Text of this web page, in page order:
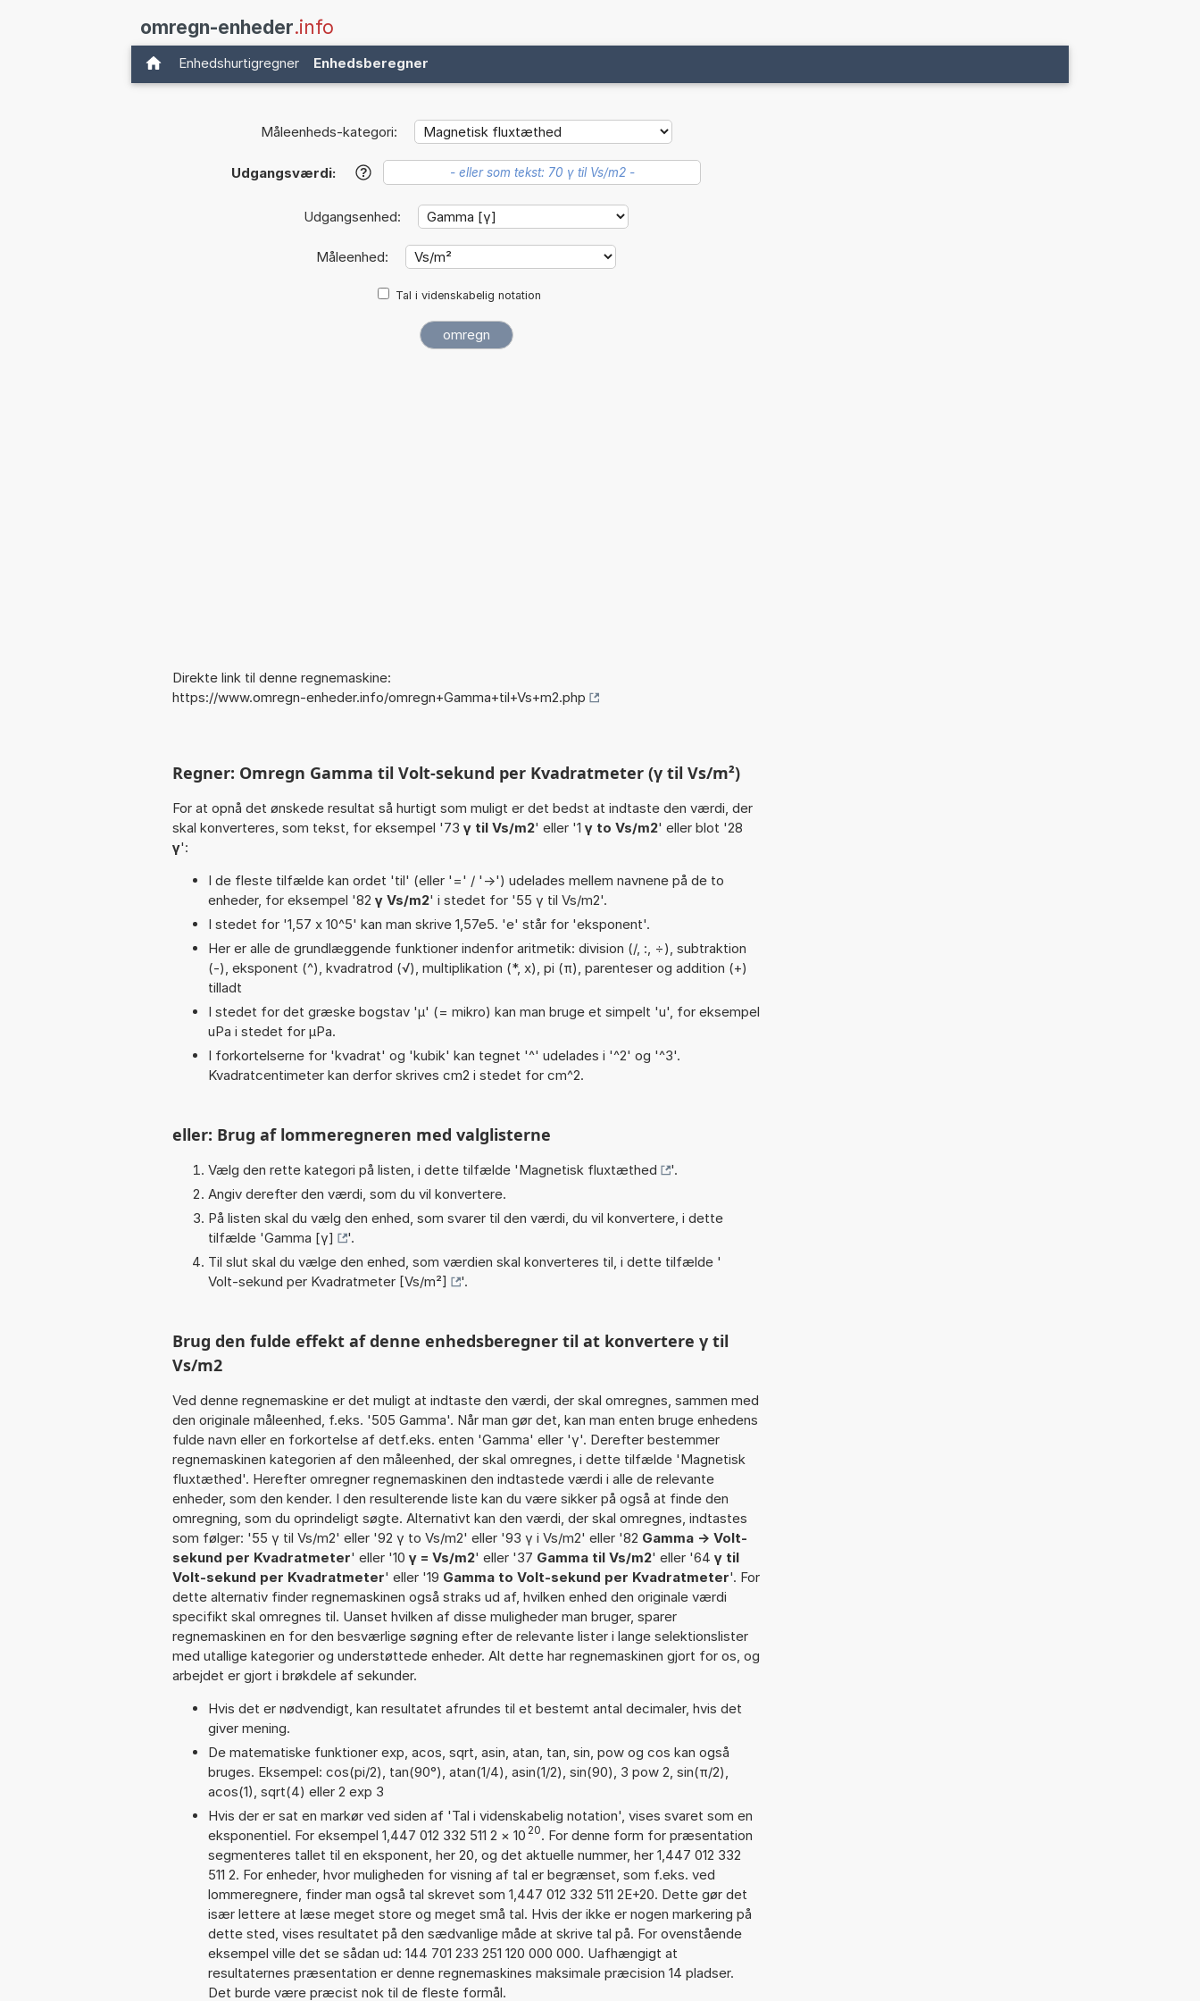
omregn-enheder.info
Enhedshurtigregner Enhedsberegner
Måleenheds-kategori:
Udgangsværdi: ?
Udgangsenhed:
Måleenhed:
Tal i videnskabelig notation
Direkte link til denne regnemaskine:
https://www.omregn-enheder.info/omregn+Gamma+til+Vs+m2.php
Regner: Omregn Gamma til Volt-sekund per Kvadratmeter (γ til Vs/m²)
For at opnå det ønskede resultat så hurtigt som muligt er det bedst at indtaste den værdi, der
skal konverteres, som tekst, for eksempel '73 γ til Vs/m2' eller '1 γ to Vs/m2' eller blot '28
γ':
I de fleste tilfælde kan ordet 'til' (eller '=' / '->') udelades mellem navnene på de to
enheder, for eksempel '82 γ Vs/m2' i stedet for '55 γ til Vs/m2'.
I stedet for '1,57 x 10^5' kan man skrive 1,57e5. 'e' står for 'eksponent'.
Her er alle de grundlæggende funktioner indenfor aritmetik: division (/, :, ÷), subtraktion
(-), eksponent (^), kvadratrod (√), multiplikation (*, x), pi (π), parenteser og addition (+)
tilladt
I stedet for det græske bogstav 'µ' (= mikro) kan man bruge et simpelt 'u', for eksempel
uPa i stedet for µPa.
I forkortelserne for 'kvadrat' og 'kubik' kan tegnet '^' udelades i '^2' og '^3'.
Kvadratcentimeter kan derfor skrives cm2 i stedet for cm^2.
eller: Brug af lommeregneren med valglisterne
Vælg den rette kategori på listen, i dette tilfælde 'Magnetisk fluxtæthed
'.
Angiv derefter den værdi, som du vil konvertere.
På listen skal du vælg den enhed, som svarer til den værdi, du vil konvertere, i dette
tilfælde 'Gamma [γ]
'.
Til slut skal du vælge den enhed, som værdien skal konverteres til, i dette tilfælde '
Volt-sekund per Kvadratmeter [Vs/m²]
'.
Brug den fulde effekt af denne enhedsberegner til at konvertere γ til
Vs/m2
Ved denne regnemaskine er det muligt at indtaste den værdi, der skal omregnes, sammen med
den originale måleenhed, f.eks. '505 Gamma'. Når man gør det, kan man enten bruge enhedens
fulde navn eller en forkortelse af detf.eks. enten 'Gamma' eller 'γ'. Derefter bestemmer
regnemaskinen kategorien af den måleenhed, der skal omregnes, i dette tilfælde 'Magnetisk
fluxtæthed'. Herefter omregner regnemaskinen den indtastede værdi i alle de relevante
enheder, som den kender. I den resulterende liste kan du være sikker på også at finde den
omregning, som du oprindeligt søgte. Alternativt kan den værdi, der skal omregnes, indtastes
som følger: '55 γ til Vs/m2' eller '92 γ to Vs/m2' eller '93 γ i Vs/m2' eller '82 Gamma -> Volt-
sekund per Kvadratmeter' eller '10 γ = Vs/m2' eller '37 Gamma til Vs/m2' eller '64 γ til
Volt-sekund per Kvadratmeter' eller '19 Gamma to Volt-sekund per Kvadratmeter'. For
dette alternativ finder regnemaskinen også straks ud af, hvilken enhed den originale værdi
specifikt skal omregnes til. Uanset hvilken af disse muligheder man bruger, sparer
regnemaskinen en for den besværlige søgning efter de relevante lister i lange selektionslister
med utallige kategorier og understøttede enheder. Alt dette har regnemaskinen gjort for os, og
arbejdet er gjort i brøkdele af sekunder.
Hvis det er nødvendigt, kan resultatet afrundes til et bestemt antal decimaler, hvis det
giver mening.
De matematiske funktioner exp, acos, sqrt, asin, atan, tan, sin, pow og cos kan også
bruges. Eksempel: cos(pi/2), tan(90°), atan(1/4), asin(1/2), sin(90), 3 pow 2, sin(π/2),
acos(1), sqrt(4) eller 2 exp 3
Hvis der er sat en markør ved siden af 'Tal i videnskabelig notation', vises svaret som en
eksponentiel. For eksempel 1,447 012 332 511 2 × 10 20. For denne form for præsentation
segmenteres tallet til en eksponent, her 20, og det aktuelle nummer, her 1,447 012 332
511 2. For enheder, hvor muligheden for visning af tal er begrænset, som f.eks. ved
lommeregnere, finder man også tal skrevet som 1,447 012 332 511 2E+20. Dette gør det
især lettere at læse meget store og meget små tal. Hvis der ikke er nogen markering på
dette sted, vises resultatet på den sædvanlige måde at skrive tal på. For ovenstående
eksempel ville det se sådan ud: 144 701 233 251 120 000 000. Uafhængigt at
resultaternes præsentation er denne regnemaskines maksimale præcision 14 pladser.
Det burde være præcist nok til de fleste formål.